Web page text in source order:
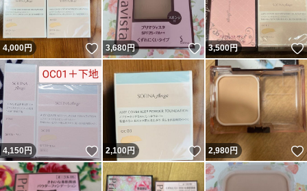
4,000円 いいね！
3,680円 いいね！
3,500円
4,150円 いいね！
2,100円 いいね！
2,980円